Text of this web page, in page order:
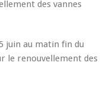
des vannes
juin au matin fin du
le renouvellement des